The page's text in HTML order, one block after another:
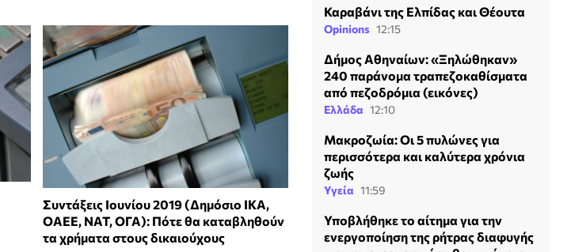
Συντάξεις Ιουνίου 2019 (Δημόσιο ΙΚΑ,
ΟΑΕΕ, ΝΑΤ, ΟΓΑ): Πότε θα καταβληθούν
τα χρήματα στους δικαιούχους
Καραβάνι της Ελπίδας και Θέουτα
Opinions 12:15
Δήμος Αθηναίων: «Ξηλώθηκαν»
240 παράνομα τραπεζοκαθίσματα
από πεζοδρόμια (εικόνες)
Ελλάδα 12:10
Mακροζωία: Οι 5 πυλώνες για
περισσότερα και καλύτερα χρόνια
ζωής
Υγεία 11:59
Υποβλήθηκε το αίτημα για την
ενεργοποίηση της ρήτρας διαφυγής